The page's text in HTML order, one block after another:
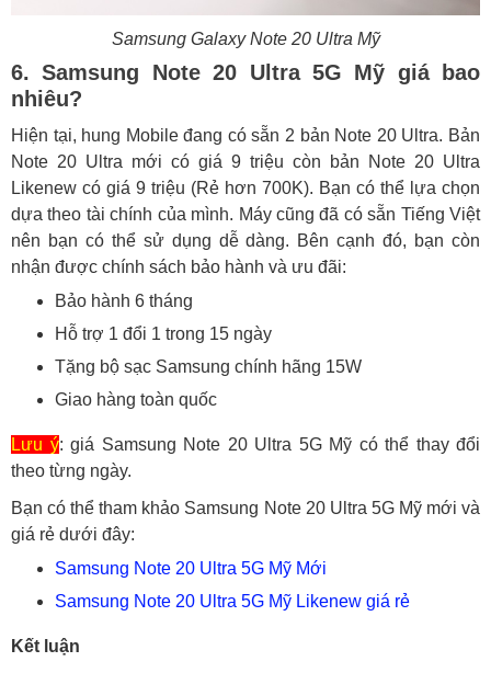
Samsung Galaxy Note 20 Ultra Mỹ
6. Samsung Note 20 Ultra 5G Mỹ giá bao
nhiêu?
Hiện tại, hung Mobile đang có sẵn 2 bản Note 20 Ultra. Bản
Note 20 Ultra mới có giá 9 triệu còn bản Note 20 Ultra
Likenew có giá 9 triệu (Rẻ hơn 700K). Bạn có thể lựa chọn
dựa theo tài chính của mình. Máy cũng đã có sẵn Tiếng Việt
nên bạn có thể sử dụng dễ dàng. Bên cạnh đó, bạn còn
nhận được chính sách bảo hành và ưu đãi:
Bảo hành 6 tháng
Hỗ trợ 1 đổi 1 trong 15 ngày
Tặng bộ sạc Samsung chính hãng 15W
Giao hàng toàn quốc
Lưu ý: giá Samsung Note 20 Ultra 5G Mỹ có thể thay đổi
theo từng ngày.
Bạn có thể tham khảo Samsung Note 20 Ultra 5G Mỹ mới và
giá rẻ dưới đây:
Samsung Note 20 Ultra 5G Mỹ Mới
Samsung Note 20 Ultra 5G Mỹ Likenew giá rẻ
Kết luận